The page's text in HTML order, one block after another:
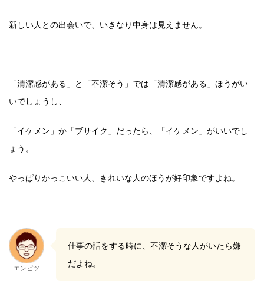
新しい人との出会いで、いきなり中身は見えません。
「清潔感がある」と「不潔そう」では「清潔感がある」ほうがい
いでしょうし、
「イケメン」か「ブサイク」だったら、「イケメン」がいいでし
ょう。
やっぱりかっこいい人、きれいな人のほうが好印象ですよね。
エンピツ
仕事の話をする時に、不潔そうな人がいたら嫌
だよね。